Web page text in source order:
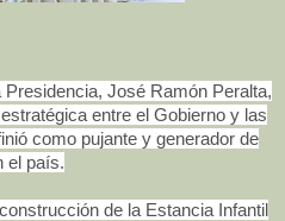
José Ramón Peralta,
entre el Gobierno y las
como pujante y generador de
el país.
de la Estancia Infantil